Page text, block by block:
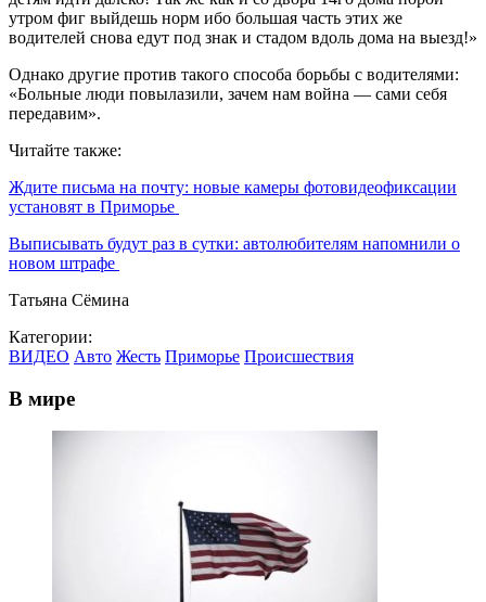
утром фиг выйдешь норм ибо большая часть этих же
водителей сновa едут под знак и стадом вдоль дома на выезд!»
Однако другие против такого способа борьбы с водителями:
«Больные люди повылазили, зачем нам война — сами себя
передавим».
Читайте также:
Ждите письма на почту: новые камеры фотовидеофиксации
установят в Приморье
Выписывать будут раз в сутки: автолюбителям напомнили о
новом штрафе
Татьяна Сёмина
Категории:
ВИДЕО Авто Жесть Приморье Происшествия
В мире